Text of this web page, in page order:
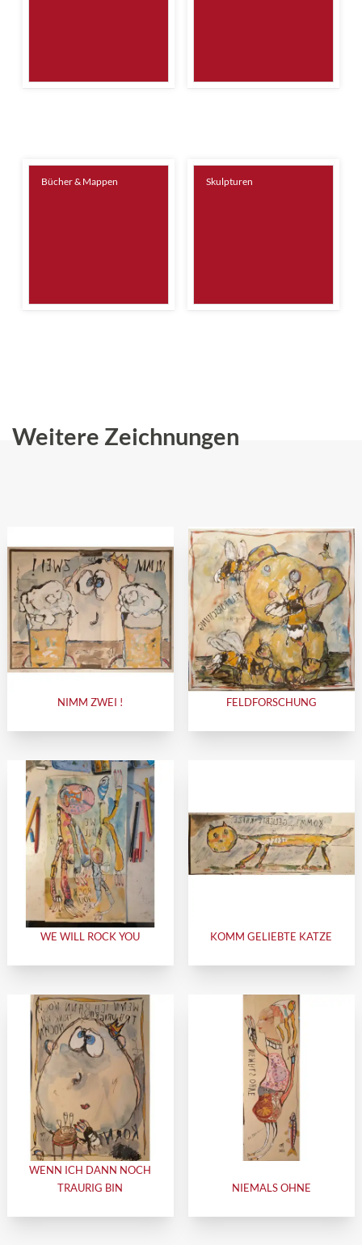
Bücher & Mappen Skulpturen
Weitere Zeichnungen
NIMM ZWEI ! FELDFORSCHUNG
WE WILL ROCK YOU KOMM GELIEBTE KATZE
WENN ICH DANN NOCH
TRAURIG BIN
NIEMALS OHNE